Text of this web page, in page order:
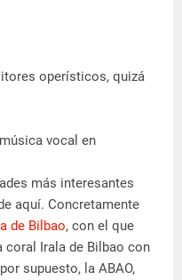
operísticos, quizá
vocal en
más interesantes
aquí. Concretamente
de Bilbao, con el que
Irala de Bilbao con
supuesto, la ABAO,